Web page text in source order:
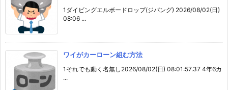
1ダイビングエルボードロップ(ジパング) 2026/08/02(日)
08:06 ...
ワイがカーローン組む方法
1それでも動く名無し2026/08/02(日) 08:01:57.37 4年6カ
...